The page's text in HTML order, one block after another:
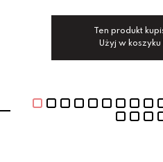
Ten produkt
Użyj w koszyku